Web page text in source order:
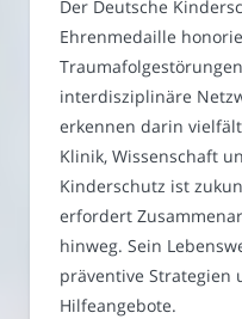
Der Deutsche
Ehrenmedaille
interdisziplinäre
erkennen darin
Klinik, Wissenschaft
Kinderschutz ist
erfordert
hinweg. Sein
präventive Strategien
Hilfeangebote.